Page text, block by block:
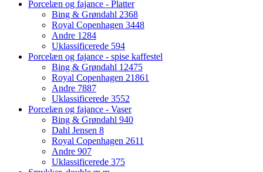
Porcelæn og fajance - Platter
Bing & Grøndahl 2368
Royal Copenhagen 3448
Andre 1284
Uklassificerede 594
Porcelæn og fajance - spise kaffestel
Bing & Grøndahl 12475
Royal Copenhagen 21861
Andre 7887
Uklassificerede 3552
Porcelæn og fajance - Vaser
Bing & Grøndahl 940
Dahl Jensen 8
Royal Copenhagen 2611
Andre 907
Uklassificerede 375